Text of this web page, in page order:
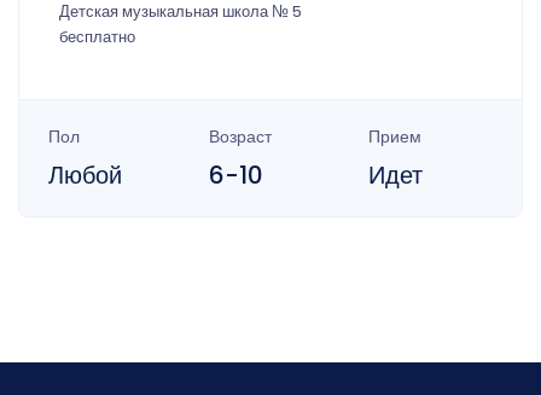
Детская музыкальная школа № 5
бесплатно
Пол
Любой
Возраст
6-10
Прием
Идет